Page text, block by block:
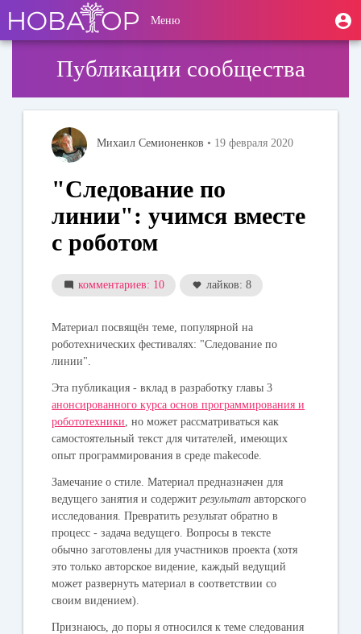
основному
содержанию
User
account
Меню
Публикации сообщества
Михаил Семионенков • 19 февраля 2020
"Следование по
линии": учимся вместе
с роботом
комментариев: 10 лайков: 8
Материал посвящён теме, популярной на
роботехнических фестивалях: "Следование по
линии".
Эта публикация - вклад в разработку главы 3
анонсированного курса основ программирования и
робототехники , но может рассматриваться как
самостоятельный текст для читателей, имеющих
опыт программирования в среде makecode.
Замечание о стиле. Материал предназначен для
ведущего занятия и содержитрезультат авторского
исследования. Превратить результат обратно в
процесс - задача ведущего. Вопросы в тексте
обычно заготовлены для участников проекта (хотя
это только авторское видение, каждый ведущий
может развернуть материал в соответствии со
своим видением).
Признаюсь, до поры я относился к теме следования